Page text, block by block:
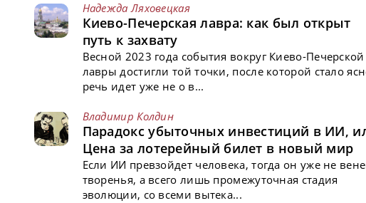
Надежда Ляховецкая
Киево-Печерская лавра: как был открыт
путь к захвату
Весной 2023 года события вокруг Киево-Печерской
лавры достигли той точки, после которой стало
речь идет уже не о в...
Владимир Колдин
Парадокс убыточных инвестиций в ИИ,
Цена за лотерейный билет в новый мир
Если ИИ превзойдет человека, тогда он уже не
творенья, а всего лишь промежуточная стадия
эволюции, со всеми вытека...